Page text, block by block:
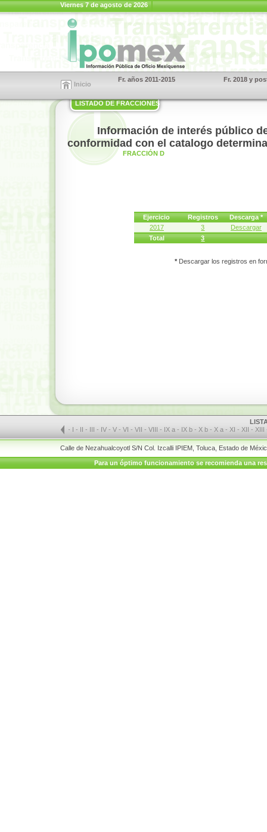
Viernes 7 de agosto de 2026
Inicio
Fr. años 2011-2015 Fr. 2018 y
LISTADO DE FRACCIONES
Información de interés público
conformidad con el catalogo
FRACCIÓN D
Ejercicio Registros
Descarga *
2017
3
Descargar
Total
3
* Descargar los registros en
- I- II- III- IV-V-VI-VII-VIII- IX a - IX b - X b - X a - XI- XII- XIII
Calle de Nezahualcoyotl S/N Col. Izcalli IPIEM, Toluca, Estado de
Para un óptimo funcionamiento se recomienda una